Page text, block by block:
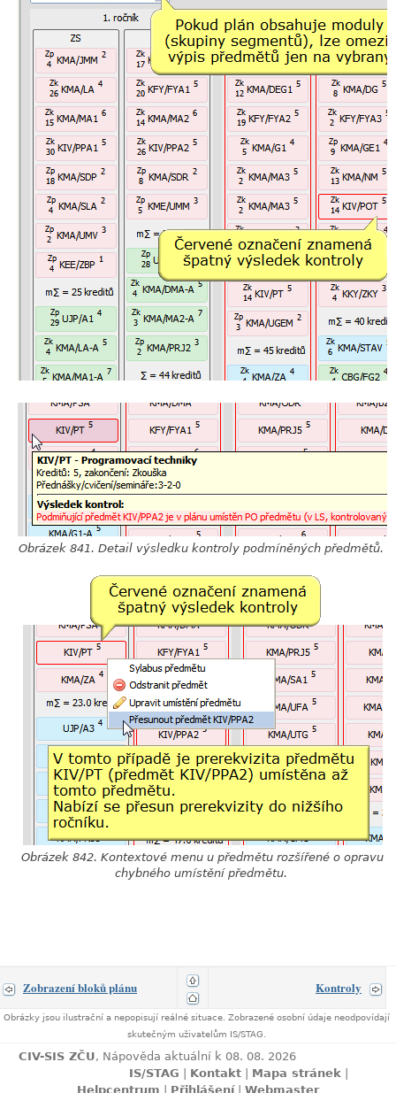
Obrázek 841. Detail výsledku kontroly podmíněných předmětů.
Obrázek 842. Kontextové menu u předmětu rozšířené o opravu
chybného umístění předmětu.
Zobrazení bloků plánu Kontroly
Obrázky jsou ilustrační a nepopisují reálné situace. Zobrazené osobní údaje neodpovídají
skutečným uživatelům IS/STAG.
CIV-SIS ZČU, Nápověda aktuální k 08. 08. 2026
IS/STAG
Kontakt Mapa stránek
Helpcentrum
Přihlášení| Webmaster